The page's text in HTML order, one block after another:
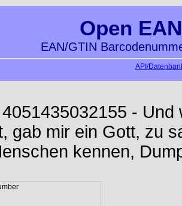
Open
EAN/GTIN
API/
-
gab mir ein Gott, zu
kennen,